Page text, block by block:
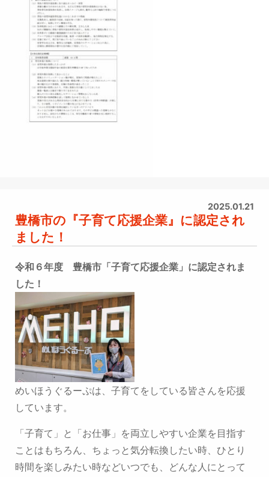
2025.01.21
豊橋市の『子育て応援企業』に認定され
ました！
令和６年度 豊橋市「子育て応援企業」に認定されま
した！
めいほうぐるーぷは、子育てをしている皆さんを応援
しています。
「子育て」と「お仕事」を両立しやすい企業を目指す
ことはもちろん、 ちょっと気分転換したい時、ひとり
時間を楽しみたい時などいつでも、どんな人にとって